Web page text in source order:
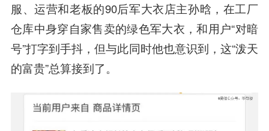
服、运营和老板的90后军大衣店主孙晗，在工厂
仓库中身穿自家售卖的绿色军大衣，和用户“对暗
号”打字到手抖，但与此同时他也意识到，这“泼天
的富贵”总算接到了。